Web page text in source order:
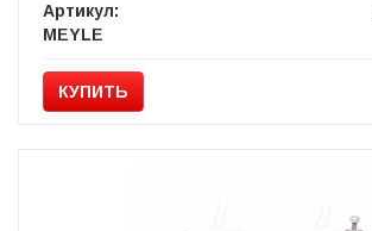
Артикул:
MEYLE
КУПИТЬ